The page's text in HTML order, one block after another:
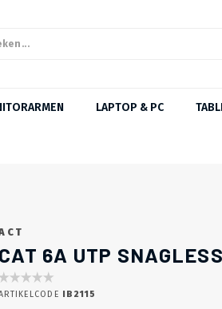
LAPTOP & PC
CAT 6A UTP
IB2115